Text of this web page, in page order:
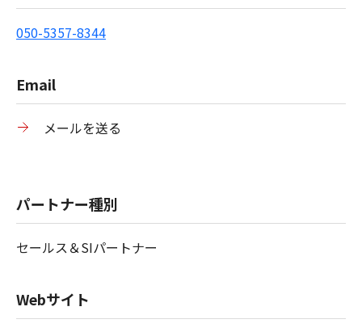
050-5357-8344
Email
メールを送る
パートナー種別
セールス＆SIパートナー
Webサイト